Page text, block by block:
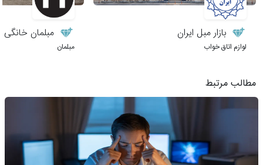
بازار مبل ایران
لوازم اتاق خواب
مبلمان خانگی
مبلمان
مطالب مرتبط